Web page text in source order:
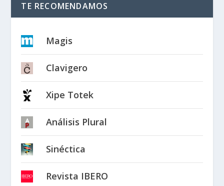
TE RECOMENDAMOS
Magis
Clavigero
Xipe Totek
Análisis Plural
Sinéctica
Revista IBERO